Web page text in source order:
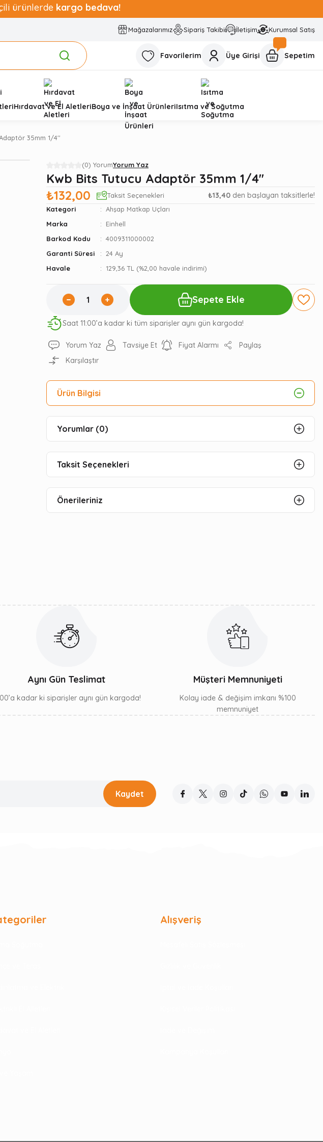
ürünlerde kargo bedava!
Mağazalarımız Sipariş Takibi İletişim Kurumsal Satış
Favorilerim Üye Girişi Sepetim
Hırdavat ve El AletleriBoya ve İnşaat ÜrünleriIsıtma ve Soğutma
35mm 1/4''
(0) YorumYorum Yaz
Kwb Bits Tutucu Adaptör 35mm 1/4''
₺132,00
Taksit Seçenekleri ₺13,40 den başlayan taksitlerle!
Kategori
Ahşap Matkap Uçları
Marka
Einhell
Barkod Kodu
4009311000002
Garanti Süresi
24 Ay
Havale
129,36 TL (%2,00 havale indirimi)
Sepete Ekle
Saat 11:00’a kadar ki tüm siparişler aynı gün kargoda!
Yorum Yaz Tavsiye Et Fiyat Alarmı
Paylaş
Karşılaştır
Ürün Bilgisi
Yorumlar (0)
Taksit Seçenekleri
Önerileriniz
Aynı Gün Teslimat
kadar ki siparişler aynı gün kargoda!
Müşteri Memnuniyeti
Kolay iade & değişim imkanı %100
memnuniyet
Kaydet
Alışveriş